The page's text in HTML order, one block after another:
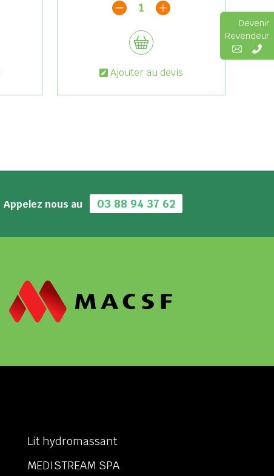
1
Ajouter au devis
Appelez nous au 03 88 94 37 62
Devenir
Revendeur
Lit hydromassant
MEDISTREAM SPA